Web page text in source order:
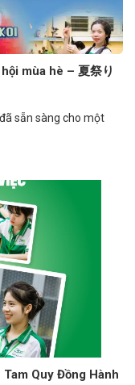
mùa hè – 夏祭り
sẵn sàng cho một
Quy Đồng Hành